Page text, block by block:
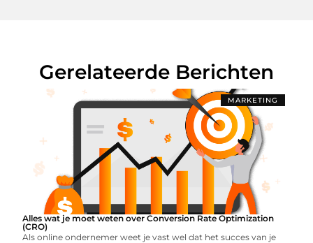
Gerelateerde Berichten
MARKETING
Alles wat je moet weten over Conversion Rate Optimization
(CRO)
Als online ondernemer weet je vast wel dat het succes van je